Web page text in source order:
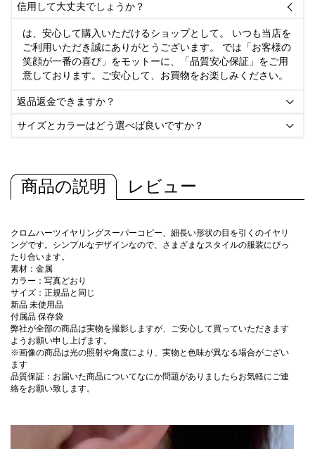
信用して大丈夫でしょうか？ 
は、安心して購入いただけるショップとして。 いつも当店を
ご利用いただき誠にありがとうございます。 では「お客様の
笑顔が一番の喜び」をモットーに、「品質安心保証」をご用
意しております。ご安心して、お買物をお楽しみください。
返品返金できますか？ 
サイズとカラーはどう選べば良いですか？ 
商品の説明 レビュー
クロムハーツイヤリングスーパーコピー、細長い形状の目を引くのイヤリ
ングです。シンプルなデザインなので、さまざまなスタイルの服装にぴっ
たり合います。
素材：金属
カラー：写真どおり
サイズ：正規品と同じ
新品 未使用品
付属品 保存袋
弊社が全部の商品は実物を撮影しますが、ご安心して買っていただきます
ようお願い申し上げます。
※画像の商品は光の照射や角度により、実物と色味が異なる場合がござい
ます
品質保証：お届いた商品についてなにか問題がありましたらお気軽にご連
絡をお願い致します。